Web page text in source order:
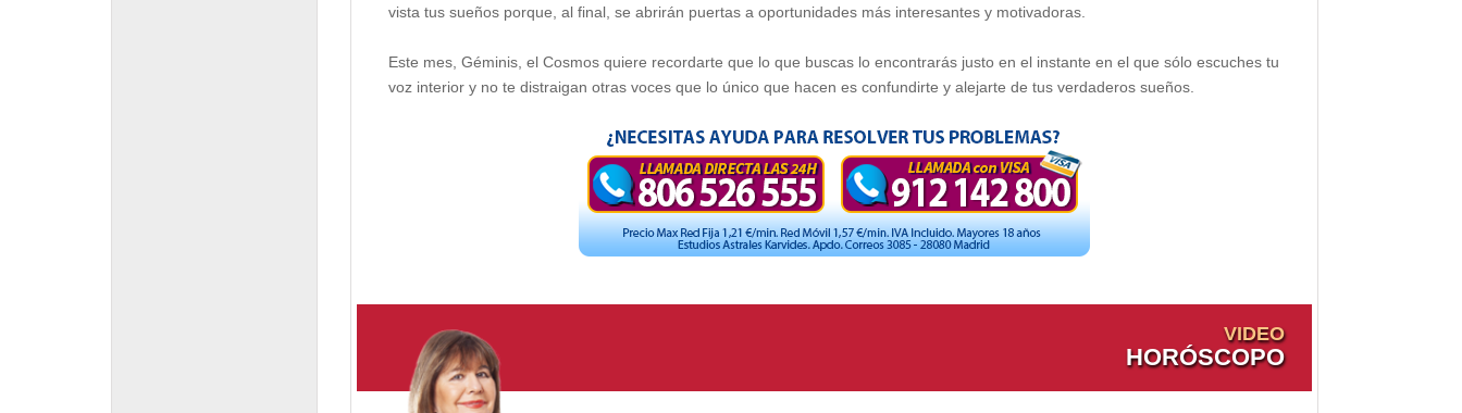
vista tus sueños porque, al final, se abrirán puertas a oportunidades más interesantes y motivadoras.
Este mes, Géminis, el Cosmos quiere recordarte que lo que buscas lo encontrarás justo en el instante en el que sólo escuches tu
voz interior y no te distraigan otras voces que lo único que hacen es confundirte y alejarte de tus verdaderos sueños.
VIDEO
HORÓSCOPO